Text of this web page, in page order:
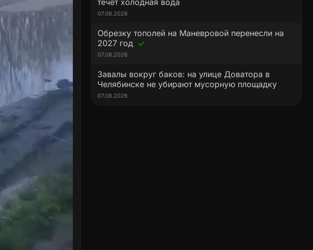
течёт холодная вода
07.08.2026
Обрезку тополей на Маневровой перенесли на
2027 год
07.08.2026
Завалы вокруг баков: на улице Доватора в
Челябинске не убирают мусорную площадку
07.08.2026